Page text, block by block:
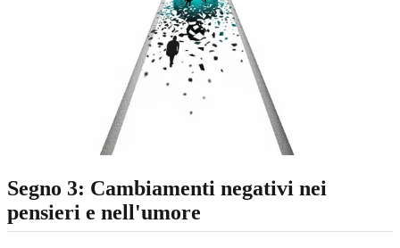
Segno 3: Cambiamenti negativi nei
pensieri e nell'umore